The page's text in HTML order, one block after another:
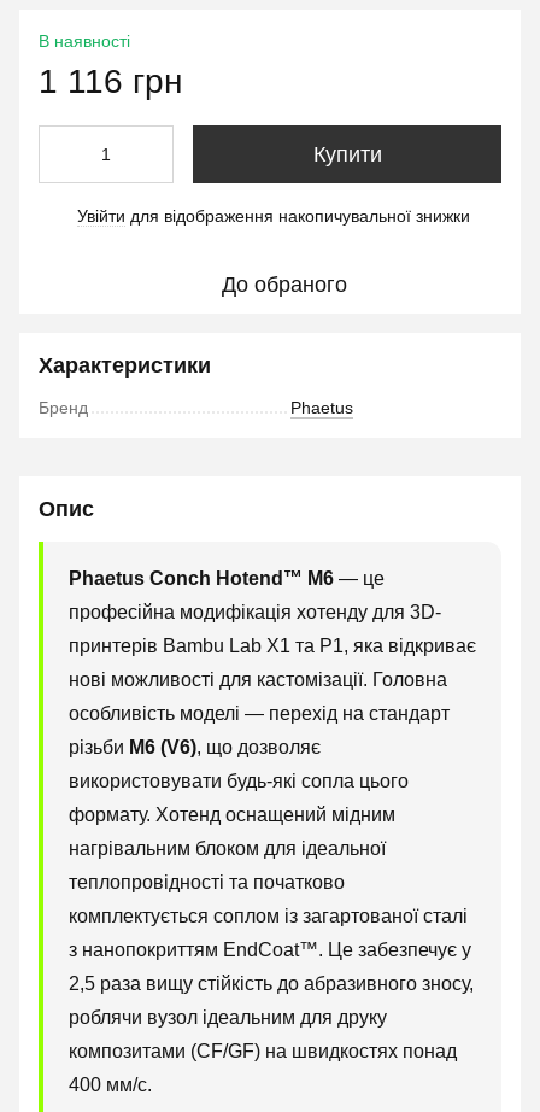
В наявності
1 116 грн
Купити
Увійти для відображення накопичувальної знижки
До обраного
Характеристики
Бренд Phaetus
Опис
Phaetus Conch Hotend™ M6 — це
професійна модифікація хотенду для 3D-
принтерів Bambu Lab X1 та P1, яка відкриває
нові можливості для кастомізації. Головна
особливість моделі — перехід на стандарт
різьби M6 (V6), що дозволяє
використовувати будь-які сопла цього
формату. Хотенд оснащений мідним
нагрівальним блоком для ідеальної
теплопровідності та початково
комплектується соплом із загартованої сталі
з нанопокриттям EndCoat™. Це забезпечує у
2,5 раза вищу стійкість до абразивного зносу,
роблячи вузол ідеальним для друку
композитами (CF/GF) на швидкостях понад
400 мм/с.